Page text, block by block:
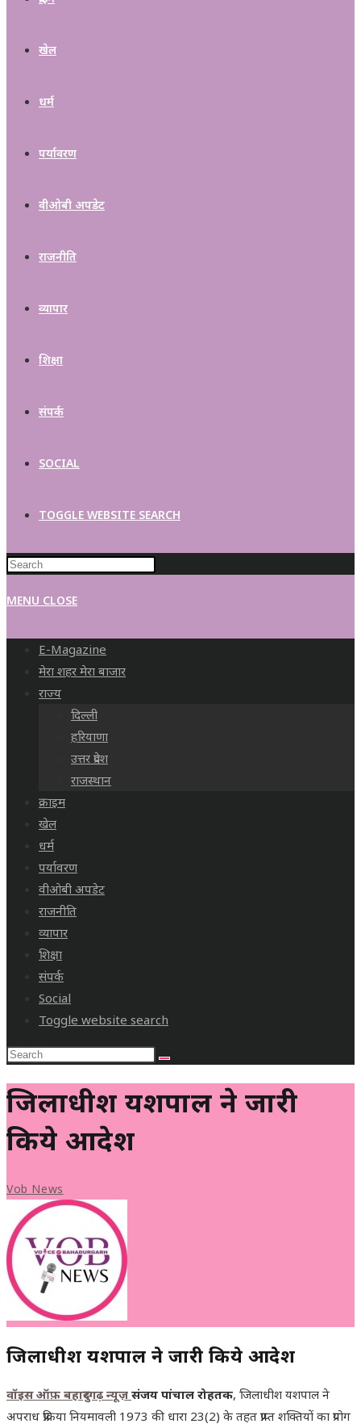
खेल
धर्म
पर्यावरण
वीओबी अपडेट
राजनीति
व्यापार
शिक्षा
संपर्क
SOCIAL
TOGGLE WEBSITE SEARCH
MENU CLOSE
E-Magazine
मेरा शहर मेरा बाजार
राज्य
दिल्ली
हरियाणा
उत्तर प्रदेश
राजस्थान
क्राइम
खेल
धर्म
पर्यावरण
वीओबी अपडेट
राजनीति
व्यापार
शिक्षा
संपर्क
Social
Toggle website search
जिलाधीश यशपाल ने जारी
किये आदेश
Vob News
जिलाधीश यशपाल ने जारी किये आदेश
वॉइस ऑफ़ बहादुरगढ़ न्यूज़ संजय पांचाल रोहतक, जिलाधीश यशपाल ने
अपराध प्रक्रिया नियमावली 1973 की धारा 23(2) के तहत प्राप्त शक्तियों का प्रयोग